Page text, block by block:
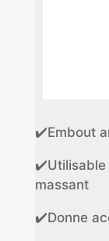
✔️Embout
✔️Utilisable
massant
✔️Donne